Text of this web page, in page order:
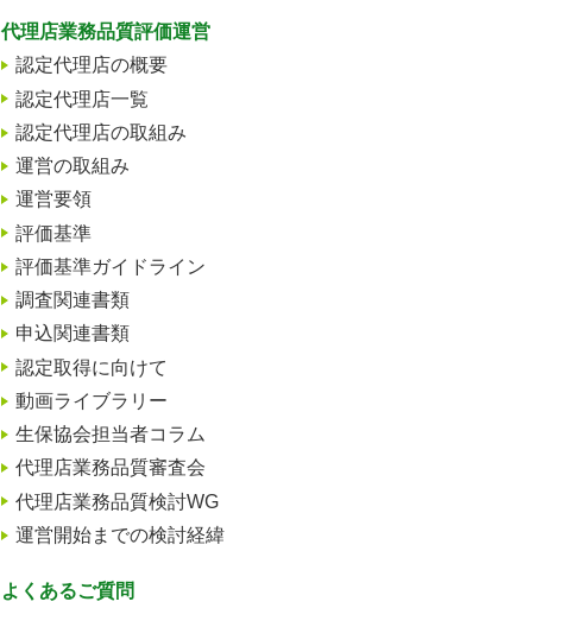
代理店業務品質評価運営
認定代理店の概要
認定代理店一覧
認定代理店の取組み
運営の取組み
運営要領
評価基準
評価基準ガイドライン
調査関連書類
申込関連書類
認定取得に向けて
動画ライブラリー
生保協会担当者コラム
代理店業務品質審査会
代理店業務品質検討WG
運営開始までの検討経緯
よくあるご質問